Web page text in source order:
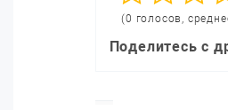
(0 голосов,
Поделитесь с